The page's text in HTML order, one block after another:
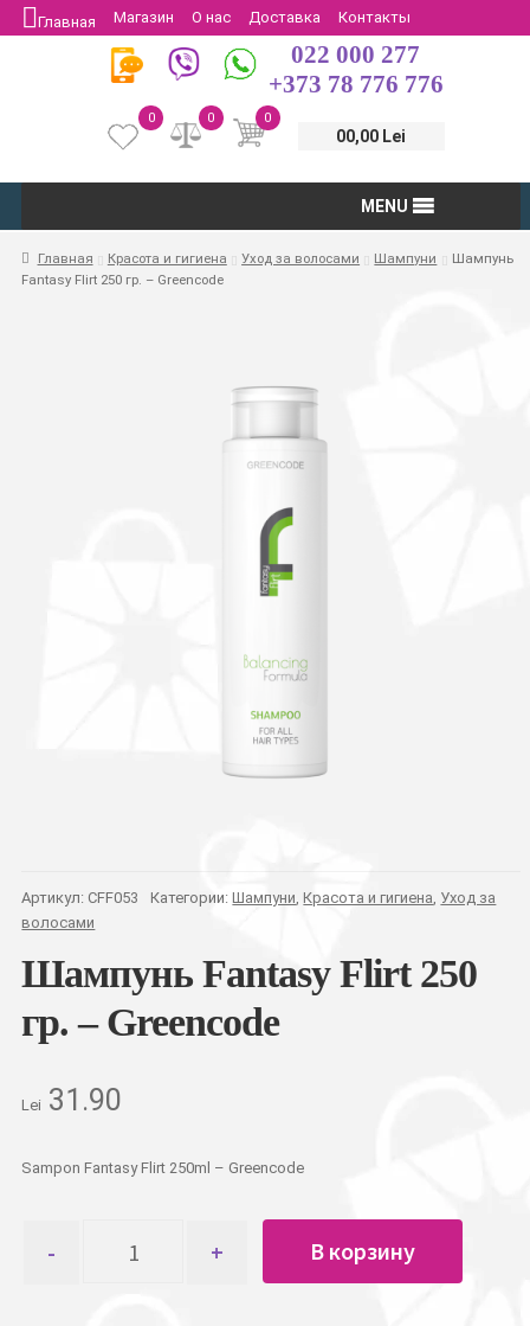
Главная Магазин О нас Доставка
Контакты
Защита потребителей
Возврат
022 000 277
+373 78 776 776
0
00,00 Lei
0
0
MENU
Главная Красота и гигиена Уход за волосами Шампуни
Шампунь
Fantasy Flirt 250 гр. – Greencode
Артикул: CFF053 Категории:Шампуни, Красота и гигиена, Уход за
волосами
Шампунь Fantasy Flirt 250
гр. – Greencode
Lei 31.90
Sampon Fantasy Flirt 250ml – Greencode
товара
В корзину